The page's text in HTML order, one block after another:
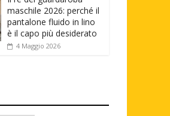
maschile 2026: perché il
pantalone fluido in lino
è il capo più desiderato
4 Maggio 2026